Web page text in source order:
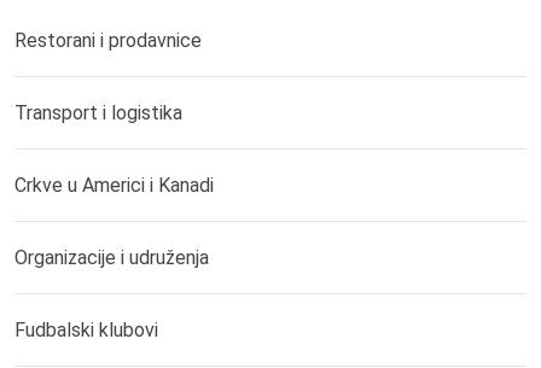
Restorani i prodavnice
Transport i logistika
Crkve u Americi i Kanadi
Organizacije i udruženja
Fudbalski klubovi